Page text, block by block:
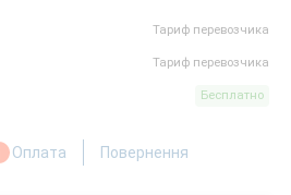
Тариф перевозчика
Тариф перевозчика
Бесплатно
Оплата Повернення